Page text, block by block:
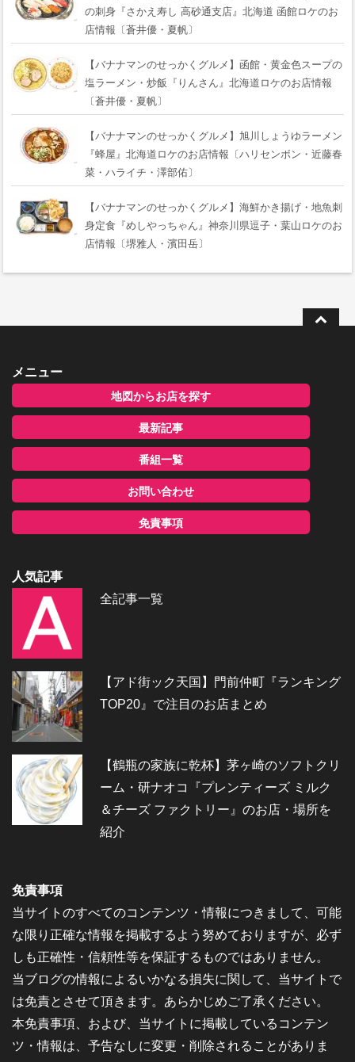
の刺身『さかえ寿し 高砂通支店』北海道 函館ロケのお
店情報〔蒼井優・夏帆〕
【バナナマンのせっかくグルメ】函館・黄金色スープの
塩ラーメン・炒飯『りんさん』北海道ロケのお店情報
〔蒼井優・夏帆〕
【バナナマンのせっかくグルメ】旭川しょうゆラーメン
『蜂屋』北海道ロケのお店情報〔ハリセンボン・近藤春
菜・ハライチ・澤部佑〕
【バナナマンのせっかくグルメ】海鮮かき揚げ・地魚刺
身定食『めしやっちゃん』神奈川県逗子・葉山ロケのお
店情報〔堺雅人・濱田岳〕
メニュー
地図からお店を探す
最新記事
番組一覧
お問い合わせ
免責事項
人気記事
全記事一覧
【アド街ック天国】門前仲町『ランキング
TOP20』で注目のお店まとめ
【鶴瓶の家族に乾杯】茅ヶ崎のソフトクリ
ーム・研ナオコ『プレンティーズ ミルク
＆チーズ ファクトリー』のお店・場所を
紹介
免責事項
当サイトのすべてのコンテンツ・情報につきまして、可能
な限り正確な情報を掲載するよう努めておりますが、必ず
しも正確性・信頼性等を保証するものではありません。
当ブログの情報によるいかなる損失に関して、当サイトで
は免責とさせて頂きます。あらかじめご了承ください。
本免責事項、および、当サイトに掲載しているコンテン
ツ・情報は、予告なしに変更・削除されることがありま